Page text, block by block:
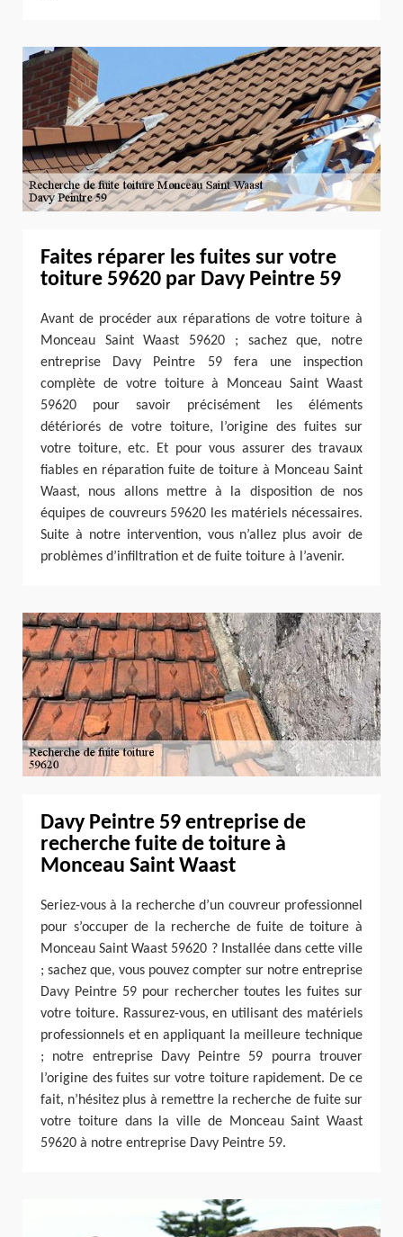
Faites réparer les fuites sur votre
toiture 59620 par Davy Peintre 59
Avant de procéder aux réparations de votre toiture à
Monceau Saint Waast 59620 ; sachez que, notre
entreprise Davy Peintre 59 fera une inspection
complète de votre toiture à Monceau Saint Waast
59620 pour savoir précisément les éléments
détériorés de votre toiture, l’origine des fuites sur
votre toiture, etc. Et pour vous assurer des travaux
fiables en réparation fuite de toiture à Monceau Saint
Waast, nous allons mettre à la disposition de nos
équipes de couvreurs 59620 les matériels nécessaires.
Suite à notre intervention, vous n’allez plus avoir de
problèmes d’infiltration et de fuite toiture à l’avenir.
Davy Peintre 59 entreprise de
recherche fuite de toiture à
Monceau Saint Waast
Seriez-vous à la recherche d’un couvreur professionnel
pour s’occuper de la recherche de fuite de toiture à
Monceau Saint Waast 59620 ? Installée dans cette ville
; sachez que, vous pouvez compter sur notre entreprise
Davy Peintre 59 pour rechercher toutes les fuites sur
votre toiture. Rassurez-vous, en utilisant des matériels
professionnels et en appliquant la meilleure technique
; notre entreprise Davy Peintre 59 pourra trouver
l’origine des fuites sur votre toiture rapidement. De ce
fait, n’hésitez plus à remettre la recherche de fuite sur
votre toiture dans la ville de Monceau Saint Waast
59620 à notre entreprise Davy Peintre 59.